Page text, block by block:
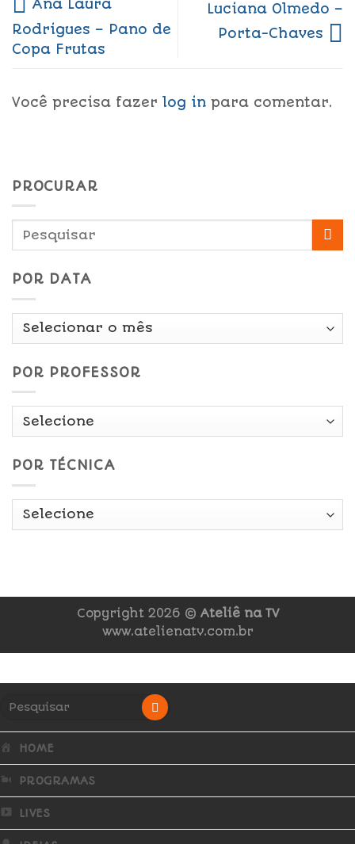
Ana Laura
Rodrigues – Pano de
Copa Frutas
Luciana Olmedo –
Porta-Chaves
Você precisa fazer log in para comentar.
PROCURAR
POR DATA
Por
POR PROFESSOR
POR TÉCNICA
Copyright 2026 © Ateliê na TV
www.atelienatv.com.br
HOME
PROGRAMAS
LIVES